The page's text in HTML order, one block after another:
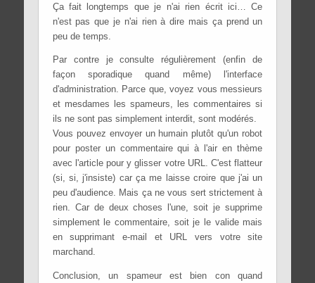
Ça fait longtemps que je n'ai rien écrit ici… Ce
n'est pas que je n'ai rien à dire mais ça prend un
peu de temps.
Par contre je consulte régulièrement (enfin de
façon sporadique quand même) l'interface
d'administration. Parce que, voyez vous messieurs
et mesdames les spameurs, les commentaires si
ils ne sont pas simplement interdit, sont modérés.
Vous pouvez envoyer un humain plutôt qu'un robot
pour poster un commentaire qui à l'air en thème
avec l'article pour y glisser votre URL. C'est flatteur
(si, si, j'insiste) car ça me laisse croire que j'ai un
peu d'audience. Mais ça ne vous sert strictement à
rien. Car de deux choses l'une, soit je supprime
simplement le commentaire, soit je le valide mais
en supprimant e-mail et URL vers votre site
marchand.
Conclusion, un spameur est bien con quand